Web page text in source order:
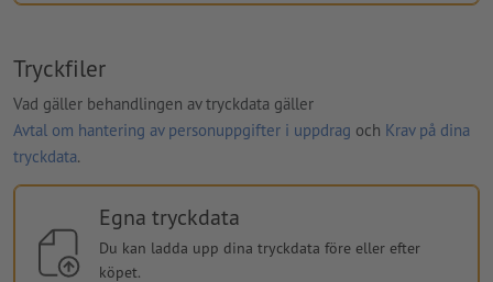
Tryckfiler
Vad gäller behandlingen av tryckdata gäller
Avtal om hantering av personuppgifter i uppdrag och Krav på dina
tryckdata.
Egna tryckdata
Du kan ladda upp dina tryckdata före eller efter
köpet.